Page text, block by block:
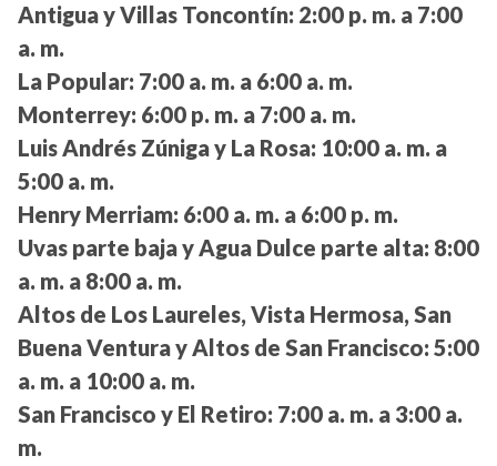
Antigua y Villas Toncontín: 2:00 p. m. a 7:00
a. m.
La Popular: 7:00 a. m. a 6:00 a. m.
Monterrey: 6:00 p. m. a 7:00 a. m.
Luis Andrés Zúniga y La Rosa: 10:00 a. m. a
5:00 a. m.
Henry Merriam: 6:00 a. m. a 6:00 p. m.
Uvas parte baja y Agua Dulce parte alta: 8:00
a. m. a 8:00 a. m.
Altos de Los Laureles, Vista Hermosa, San
Buena Ventura y Altos de San Francisco: 5:00
a. m. a 10:00 a. m.
San Francisco y El Retiro: 7:00 a. m. a 3:00 a.
m.